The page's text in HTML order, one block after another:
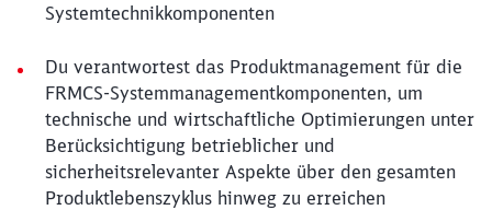
Systemtechnikkomponenten
Du verantwortest das Produktmanagement für die
FRMCS-Systemmanagementkomponenten, um
technische und wirtschaftliche Optimierungen unter
Berücksichtigung betrieblicher und
sicherheitsrelevanter Aspekte über den gesamten
Produktlebenszyklus hinweg zu erreichen